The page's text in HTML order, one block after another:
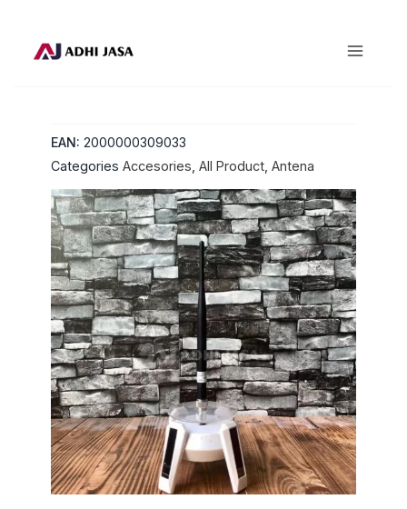
EAN: 2000000309033
Categories Accesories All Product Antena